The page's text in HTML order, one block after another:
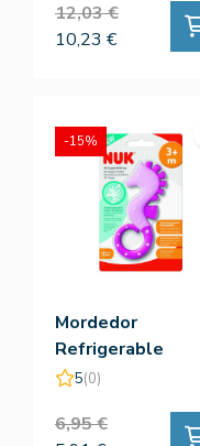
12,03 €
10,23 €
Mordedor
Refrigerable
Caballito De Mar -
5(0)
6,95 €
-15%